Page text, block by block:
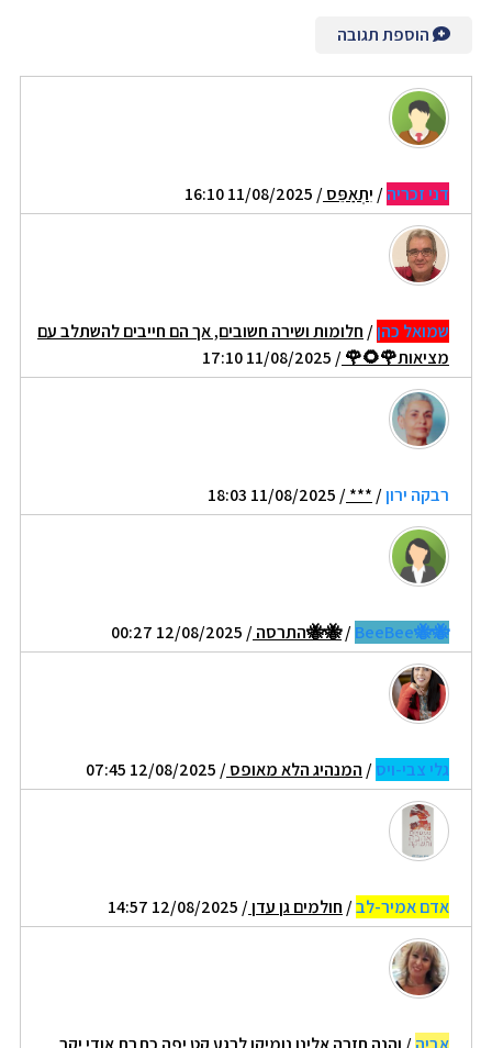
הוספת תגובה
דני זכריה/ יִתְאַפֵּס/ 11/08/2025 16:10
שמואל כהן/ חלומות ושירה חשובים, אך הם חייבים להשתלב עם
מציאות🌹🌻🌹/ 11/08/2025 17:10
רבקה ירון/
***
/ 11/08/2025 18:03
🐝🐝BeeBee
/🐝🐝התרסה/ 12/08/2025 00:27
גלי צבי-ויס/ המנהיג הלא מאופס/ 12/08/2025 07:45
אדם אמיר-לב/ חולמים גן עדן/ 12/08/2025 14:57